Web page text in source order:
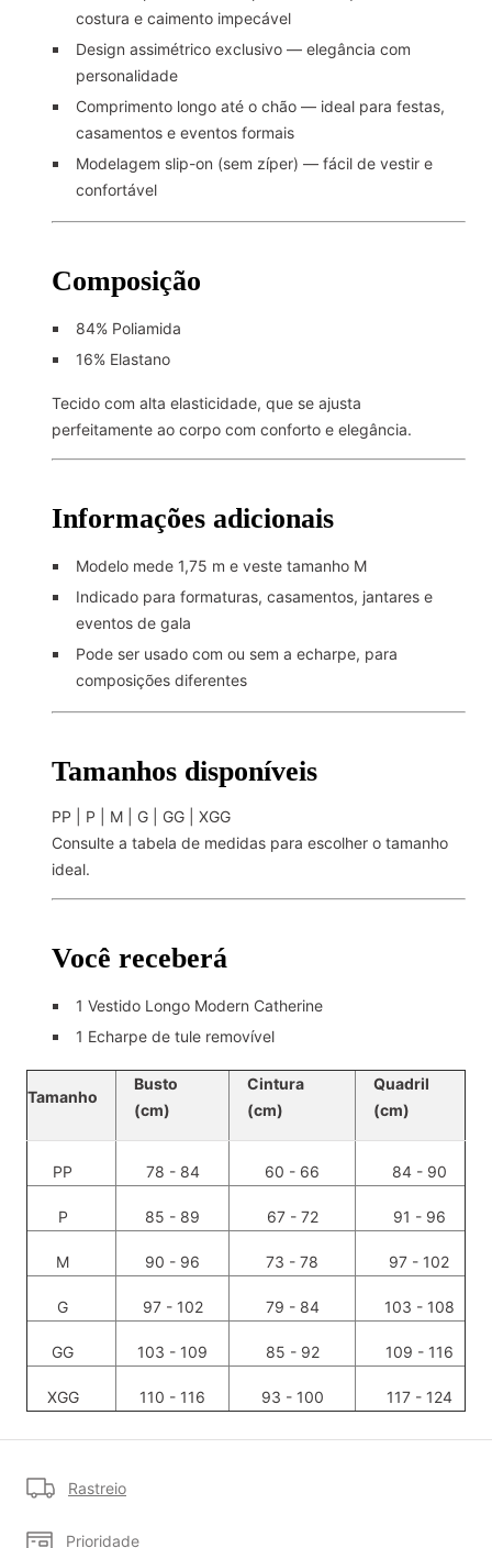
costura e caimento impecável
Design assimétrico exclusivo — elegância com
personalidade
Comprimento longo até o chão — ideal para festas,
casamentos e eventos formais
Modelagem slip-on (sem zíper) — fácil de vestir e
confortável
Composição
84% Poliamida
16% Elastano
Tecido com alta elasticidade, que se ajusta
perfeitamente ao corpo com conforto e elegância.
Informações adicionais
Modelo mede 1,75 m e veste tamanho M
Indicado para formaturas, casamentos, jantares e
eventos de gala
Pode ser usado com ou sem a echarpe, para
composições diferentes
Tamanhos disponíveis
PP | P | M | G | GG | XGG
Consulte a tabela de medidas para escolher o tamanho
ideal.
Você receberá
1 Vestido Longo Modern Catherine
1 Echarpe de tule removível
Tamanho
Busto
(cm)
Cintura
(cm)
Quadril
(cm)
PP 78 - 84 60 - 66 84 - 90
P 85 - 89 67 - 72 91 - 96
M 90 - 96 73 - 78 97 - 102
G 97 - 102 79 - 84 103 - 108
GG 103 - 109 85 - 92 109 - 116
XGG 110 - 116 93 - 100 117 - 124
Rastreio
Prioridade